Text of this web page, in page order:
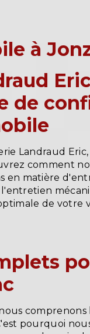
à
de
Landraud
comment
en matière
de votre
pourquoi